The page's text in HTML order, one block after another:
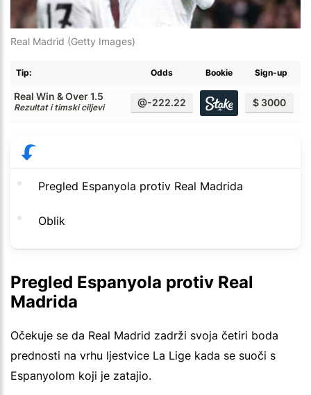
Real Madrid (Getty Images)
Tip: Odds Bookie Sign-up
Real Win & Over 1.5
Rezultat i timski ciljevi @-222.22 $ 3000
Pregled Espanyola protiv Real Madrida
Oblik
Pregled Espanyola protiv Real
Madrida
Očekuje se da Real Madrid zadrži svoja četiri boda
prednosti na vrhu ljestvice La Lige kada se suoči s
Espanyolom koji je zatajio.